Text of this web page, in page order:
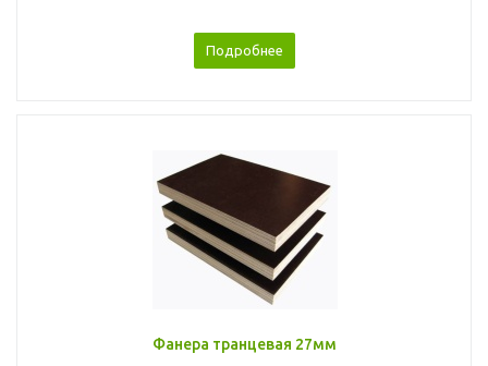
Подробнее
Фанера транцевая 27мм